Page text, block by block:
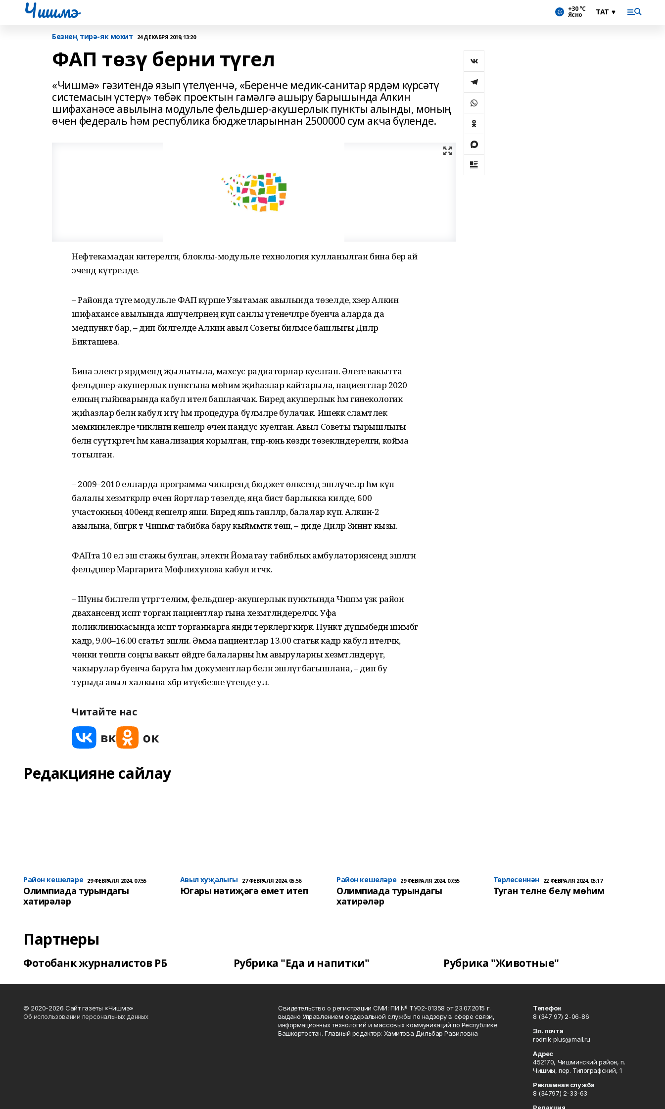
Чишмэ +30 °С
Ясно
Безнең тирә-як мохит 24 ДЕКАБРЯ 2019, 13:20
ФАП төзү берни түгел
«Чишмә» гәзитендә язып үтелүенчә, «Беренче медик-санитар ярдәм күрсәтү
системасын үстерү» төбәк проектын гамәлгә ашыру барышында Алкин
шифаханәсе авылына модульле фельдшер-акушерлык пункты алынды, моның
өчен федераль һәм республика бюджетларыннан 2500000 сум акча бүленде.
Нефтекамадан китерелгән, блоклы-модульле технология кулланылган бина бер ай
эчендә күтәрелде.
– Районда тәүге модульле ФАП күрше Узытамак авылында төзелде, хәзер Алкин
шифаханәсе авылында яшәүчеләрнең күп санлы үтенечләре буенча аларда да
медпункт бар, – дип билгеләде Алкин авыл Советы биләмәсе башлыгы Диләрә
Бикташева.
Бина электр ярдәмендә җылытыла, махсус радиаторлар куелган. Әлеге вакытта
фельдшер-акушерлык пунктына мөһим җиһазлар кайтарыла, пациентлар 2020
елның гыйнварында кабул ителә башлаячак. Биредә акушерлык һәм гинекологик
җиһазлар белән кабул итү һәм процедура бүлмәләре булачак. Ишеккә сәламәтлек
мөмкинлекләре чикләнгән кешеләр өчен пандус куелган. Авыл Советы тырышлыгы
белән суүткәргеч һәм канализация корылган, тирә-юнь көздән төзекләндерелгән, койма
тотылган.
– 2009–2010 елларда программа чикләрендә бюджет өлкәсендә эшләүчеләр һәм күп
балалы хезмәткәрләр өчен йортлар төзелде, яңа бистә барлыкка килде, 600
участокның 400ендә кешеләр яши. Биредә яшь гаиләләр, балалар күп. Алкин-2
авылына, бигрәк тә Чишмәгә табибка бару кыйммәткә төшә, – диде Диләрә Зиннәт кызы.
ФАПта 10 ел эш стажы булган, электән Йоматау табиблык амбулаториясендә эшләгән
фельдшер Маргарита Мөфлихунова кабул итәчәк.
– Шуны билгеләп үтәргә телим, фельдшер-акушерлык пунктында Чишмә үзәк район
дәваханәсендә исәптә торган пациентлар гына хезмәтләндереләчәк. Уфа
поликлиникасында исәптә торганнарга янәдән теркәлергә кирәк. Пункт дүшәмбедән шимбәгә
кадәр, 9.00–16.00 сәгатьтә эшли. Әмма пациентлар 13.00 сәгатькә кадәр кабул ителәчәк,
чөнки төштән соңгы вакыт өйдәге балаларны һәм авыруларны хезмәтләндерүгә,
чакырулар буенча баруга һәм документлар белән эшләүгә багышлана, – дип бу
турыда авыл халкына хәбәр итүебезне үтенде ул.
Читайте нас
Редакцияне сайлау
Район кешеләре 29 ФЕВРАЛЯ 2024, 07:55
Олимпиада турындагы
хатирәләр
Авыл хуҗалыгы 27 ФЕВРАЛЯ 2024, 05:56
Югары нәтиҗәгә өмет итеп
Район кешеләре 29 ФЕВРАЛЯ 2024, 07:55
Олимпиада турындагы
хатирәләр
Төрлесеннән 22 ФЕВРАЛЯ 2024, 05:17
Туган телне белү мөһим
Партнеры
Фотобанк журналистов РБ Рубрика "Еда и напитки" Рубрика "Животные"
© 2020-2026 Сайт газеты «Чишмэ»
Об использовании персональных данных
Свидетельство о регистрации СМИ: ПИ № ТУ02-01358 от 23.07.2015 г.
выдано Управлением федеральной службы по надзору в сфере связи,
информационных технологий и массовых коммуникаций по Республике
Башкортостан. Главный редактор: Хамитова Дильбар Равиловна
Телефон
8 (347 97) 2-06-86
Эл. почта
rodnik-plus@mail.ru
Адрес
452170, Чишминский район, п.
Чишмы, пер. Типографский, 1
Рекламная служба
8 (34797) 2-33-63